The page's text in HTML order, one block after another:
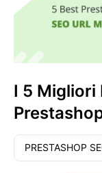
I 5 Migliori
PRESTASHOP